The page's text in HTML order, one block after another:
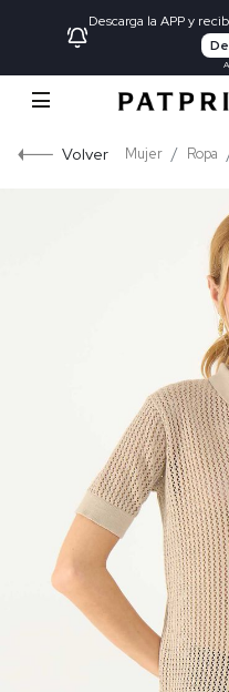
Descarga la APP y
Volver Mujer Ropa